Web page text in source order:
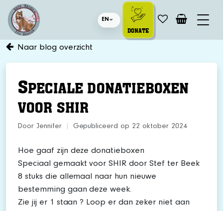
EN
DONATE
Naar blog overzicht
SPECIALE DONATIEBOXEN
VOOR SHIR
Door Jennifer Gepubliceerd op 22 oktober 2024
Hoe gaaf zijn deze donatieboxen
Speciaal gemaakt voor SHIR door Stef ter Beek
8 stuks die allemaal naar hun nieuwe
bestemming gaan deze week.
Zie jij er 1 staan ? Loop er dan zeker niet aan